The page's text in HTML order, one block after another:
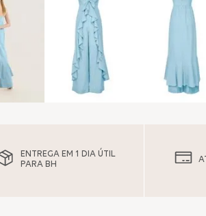
ENTREGA EM 1 DIA ÚTIL
PARA BH